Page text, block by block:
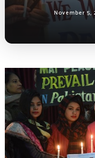
November 5,